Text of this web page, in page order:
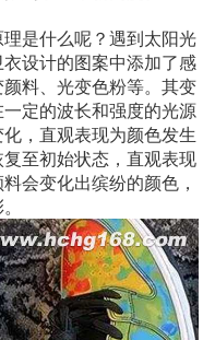
是什么呢？遇到太阳光
设计的图案中添加了感
料、光变色粉等。其变
定的波长和强度的光源
，直观表现为颜色发生
至初始状态，直观表现
会变化出缤纷的颜色，